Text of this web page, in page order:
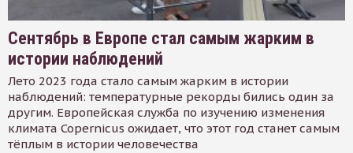
Сентябрь в Европе стал самым жарким в
истории наблюдений
Лето 2023 года стало самым жарким в истории
наблюдений: температурные рекорды бились один за
другим. Европейская служба по изучению изменения
климата Copernicus ожидает, что этот год станет самым
тёплым в истории человечества